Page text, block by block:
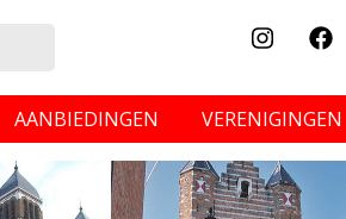
AANBIEDINGEN VERENIGINGEN